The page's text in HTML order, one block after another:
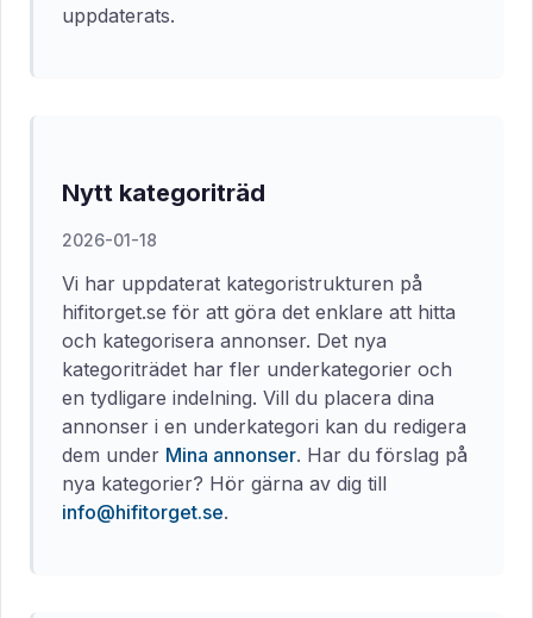
uppdaterats.
Nytt kategoriträd
2026-01-18
Vi har uppdaterat kategoristrukturen på
hifitorget.se för att göra det enklare att hitta
och kategorisera annonser. Det nya
kategoriträdet har fler underkategorier och
en tydligare indelning. Vill du placera dina
annonser i en underkategori kan du redigera
dem under Mina annonser. Har du förslag på
nya kategorier? Hör gärna av dig till
info@hifitorget.se.